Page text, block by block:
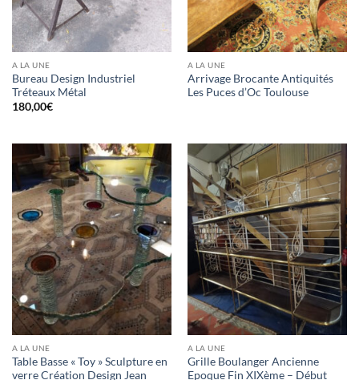
A LA UNE
Bureau Design Industriel
Tréteaux Métal
180,00€
A LA UNE
Arrivage Brocante Antiquités
Les Puces d’Oc Toulouse
A LA UNE
Table Basse « Toy » Sculpture en
verre Création Design Jean
A LA UNE
Grille Boulanger Ancienne
Epoque Fin XIXème – Début